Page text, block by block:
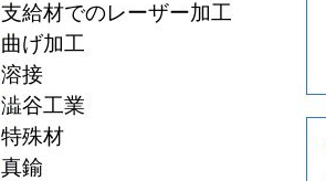
支給材でのレーザー加工
曲げ加工
溶接
澁谷工業
特殊材
真鍮